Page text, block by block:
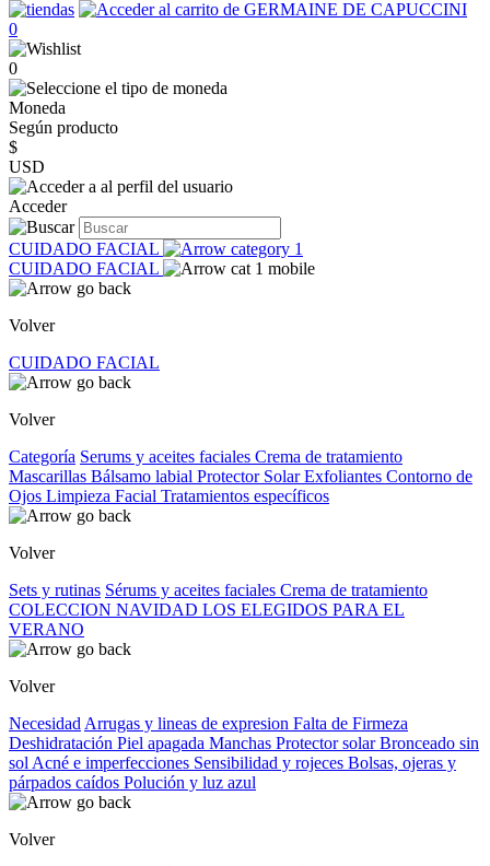
0
0
Moneda
Según producto
$
USD
Acceder
CUIDADO FACIAL
CUIDADO FACIAL
Volver
CUIDADO FACIAL
Volver
Categoría Serums y aceites faciales Crema de tratamiento
Mascarillas Bálsamo labial Protector SolarExfoliantes Contorno de
Ojos Limpieza Facial Tratamientos específicos
Volver
Sets y rutinas Sérums y aceites faciales Crema de tratamiento
COLECCION NAVIDAD LOS ELEGIDOS PARA EL
VERANO
Volver
Necesidad Arrugas y lineas de expresion Falta de Firmeza
Deshidratación Piel apagada Manchas Protector solarBronceado sin
sol Acné e imperfecciones Sensibilidad y rojeces Bolsas, ojeras y
párpados caídos Polución y luz azul
Volver